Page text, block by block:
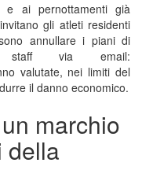
e ai pernottamenti già
gli atleti residenti
annullare i piani di
via email:
valutate, nei limiti del
il danno economico.
marchio
della